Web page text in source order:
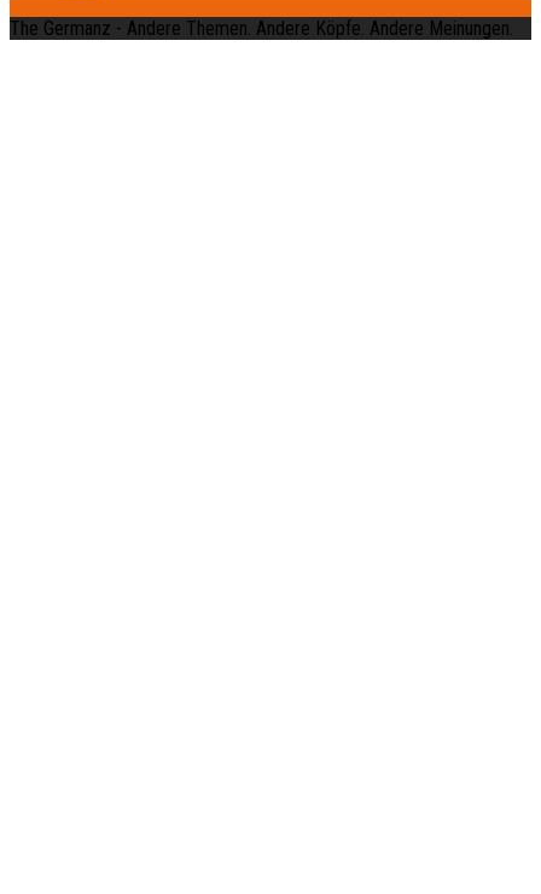
The Germanz - Andere Themen. Andere Köpfe. Andere Meinungen.